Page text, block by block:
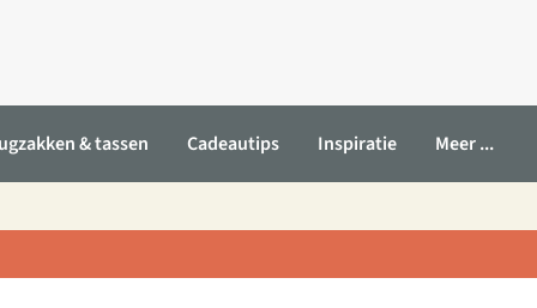
& tassen Cadeautips Inspiratie Meer ...